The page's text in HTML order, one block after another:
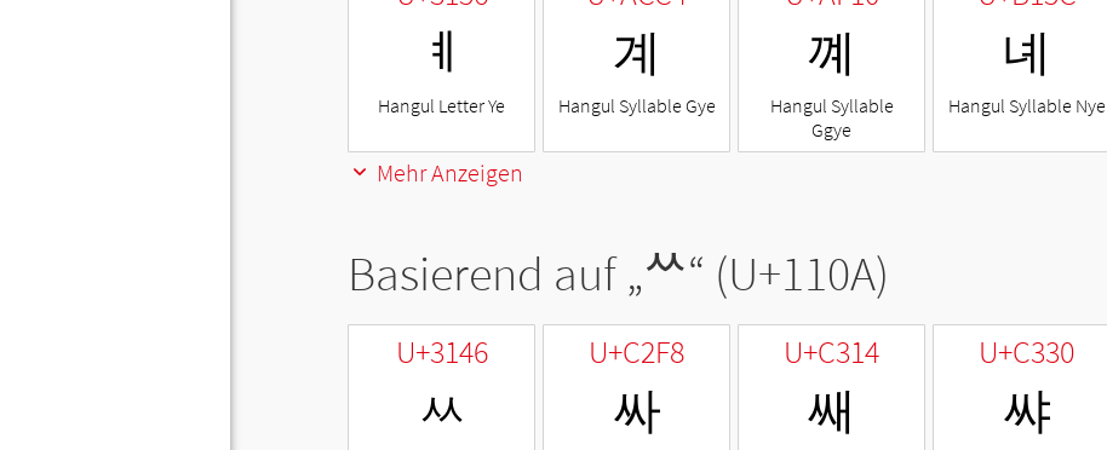
ㅖ
Hangul Letter Ye
계
Hangul Syllable Gye
꼐
Hangul Syllable
Ggye
녜
Hangul Syllable Nye
Mehr Anzeigen
Basierend auf „ᄊ“ (U+110A)
U+3146
ㅆ
U+C2F8
싸
U+C314
쌔
U+C330
쌰